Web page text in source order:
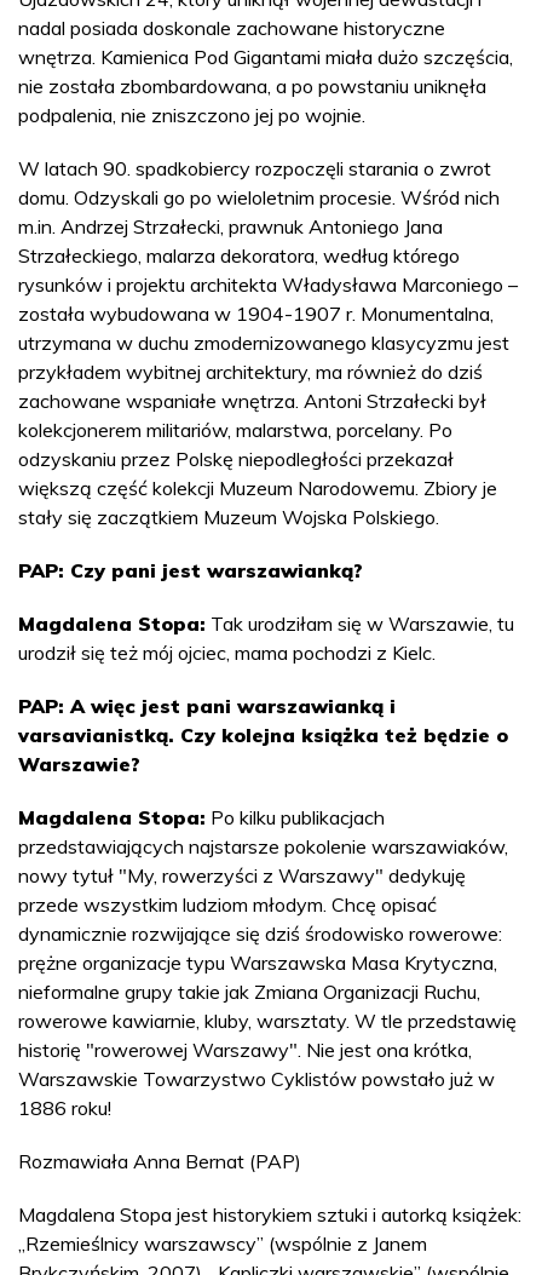
nadal posiada doskonale zachowane historyczne
wnętrza. Kamienica Pod Gigantami miała dużo szczęścia,
nie została zbombardowana, a po powstaniu uniknęła
podpalenia, nie zniszczono jej po wojnie.
W latach 90. spadkobiercy rozpoczęli starania o zwrot
domu. Odzyskali go po wieloletnim procesie. Wśród nich
m.in. Andrzej Strzałecki, prawnuk Antoniego Jana
Strzałeckiego, malarza dekoratora, według którego
rysunków i projektu architekta Władysława Marconiego –
została wybudowana w 1904-1907 r. Monumentalna,
utrzymana w duchu zmodernizowanego klasycyzmu jest
przykładem wybitnej architektury, ma również do dziś
zachowane wspaniałe wnętrza. Antoni Strzałecki był
kolekcjonerem militariów, malarstwa, porcelany. Po
odzyskaniu przez Polskę niepodległości przekazał
większą część kolekcji Muzeum Narodowemu. Zbiory je
stały się zaczątkiem Muzeum Wojska Polskiego.
PAP: Czy pani jest warszawianką?
Magdalena Stopa: Tak urodziłam się w Warszawie, tu
urodził się też mój ojciec, mama pochodzi z Kielc.
PAP: A więc jest pani warszawianką i
varsavianistką. Czy kolejna książka też będzie o
Warszawie?
Magdalena Stopa: Po kilku publikacjach
przedstawiających najstarsze pokolenie warszawiaków,
nowy tytuł "My, rowerzyści z Warszawy" dedykuję
przede wszystkim ludziom młodym. Chcę opisać
dynamicznie rozwijające się dziś środowisko rowerowe:
prężne organizacje typu Warszawska Masa Krytyczna,
nieformalne grupy takie jak Zmiana Organizacji Ruchu,
rowerowe kawiarnie, kluby, warsztaty. W tle przedstawię
historię "rowerowej Warszawy". Nie jest ona krótka,
Warszawskie Towarzystwo Cyklistów powstało już w
1886 roku!
Rozmawiała Anna Bernat (PAP)
Magdalena Stopa jest historykiem sztuki i autorką książek:
„Rzemieślnicy warszawscy” (wspólnie z Janem